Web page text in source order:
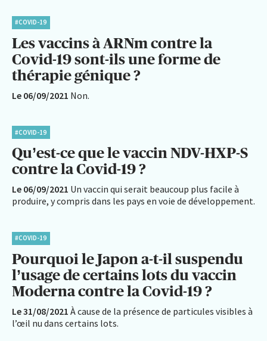
#COVID-19
Les vaccins à ARNm contre la
Covid-19 sont-ils une forme de
thérapie génique ?
Le 06/09/2021 Non.
#COVID-19
Qu’est-ce que le vaccin NDV-HXP-S
contre la Covid-19 ?
Le 06/09/2021 Un vaccin qui serait beaucoup plus facile à
produire, y compris dans les pays en voie de développement.
#COVID-19
Pourquoi le Japon a-t-il suspendu
l’usage de certains lots du vaccin
Moderna contre la Covid-19 ?
Le 31/08/2021 À cause de la présence de particules visibles à
l’œil nu dans certains lots.